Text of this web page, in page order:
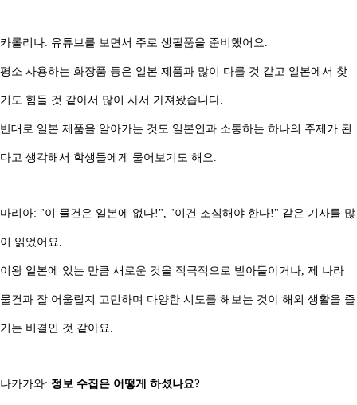
카롤리나: 유튜브를 보면서 주로 생필품을 준비했어요.
평소 사용하는 화장품 등은 일본 제품과 많이 다를 것 같고 일본에서 찾
기도 힘들 것 같아서 많이 사서 가져왔습니다.
반대로 일본 제품을 알아가는 것도 일본인과 소통하는 하나의 주제가 된
다고 생각해서 학생들에게 물어보기도 해요.
마리아: "이 물건은 일본에 없다!", "이건 조심해야 한다!" 같은 기사를 많
이 읽었어요.
이왕 일본에 있는 만큼 새로운 것을 적극적으로 받아들이거나, 제 나라
물건과 잘 어울릴지 고민하며 다양한 시도를 해보는 것이 해외 생활을 즐
기는 비결인 것 같아요.
나카가와: 정보 수집은 어떻게 하셨나요?